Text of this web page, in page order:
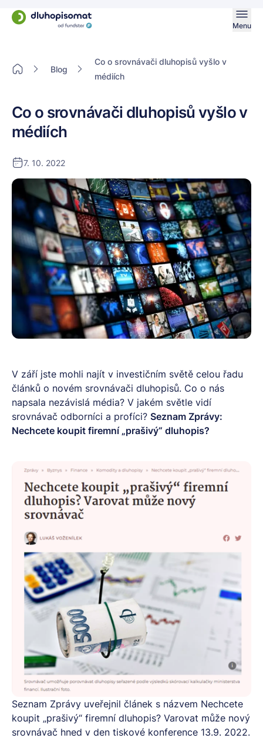
Menu
Blog
Co o srovnávači dluhopisů vyšlo v
médiích
7. 10. 2022
Co o srovnávači dluhopisů vyšlo v
médiích
V září jste mohli najít v investičním světě celou řadu
článků o novém srovnávači dluhopisů. Co o nás
napsala nezávislá média? V jakém světle vidí
srovnávač odborníci a profíci? Seznam Zprávy:
Nechcete koupit firemní „prašivý“ dluhopis?
Seznam Zprávy uveřejnil článek s názvem Nechcete
koupit „prašivý“ firemní dluhopis? Varovat může nový
srovnávač hned v den tiskové konference 13.9. 2022.